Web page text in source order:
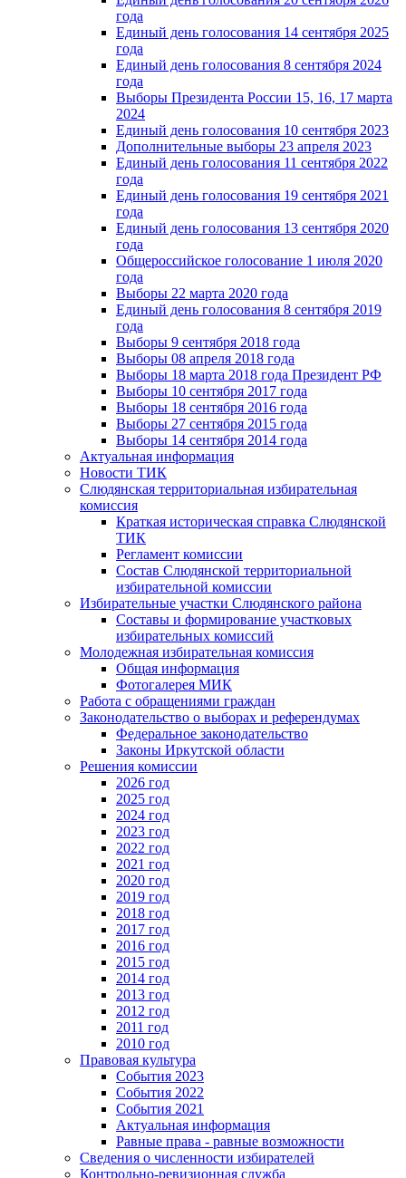
года
Единый день голосования 14 сентября 2025
года
Единый день голосования 8 сентября 2024
года
Выборы Президента России 15, 16, 17 марта
2024
Единый день голосования 10 сентября 2023
Дополнительные выборы 23 апреля 2023
Единый день голосования 11 сентября 2022
года
Единый день голосования 19 сентября 2021
года
Единый день голосования 13 сентября 2020
года
Общероссийское голосование 1 июля 2020
года
Выборы 22 марта 2020 года
Единый день голосования 8 сентября 2019
года
Выборы 9 сентября 2018 года
Выборы 08 апреля 2018 года
Выборы 18 марта 2018 года Президент РФ
Выборы 10 сентября 2017 года
Выборы 18 сентября 2016 года
Выборы 27 сентября 2015 года
Выборы 14 сентября 2014 года
Актуальная информация
Новости ТИК
Слюдянская территориальная избирательная
комиссия
Краткая историческая справка Слюдянской
ТИК
Регламент комиссии
Состав Слюдянской территориальной
избирательной комиссии
Избирательные участки Слюдянского района
Составы и формирование участковых
избирательных комиссий
Молодежная избирательная комиссия
Общая информация
Фотогалерея МИК
Работа с обращениями граждан
Законодательство о выборах и референдумах
Федеральное законодательство
Законы Иркутской области
Решения комиссии
2026 год
2025 год
2024 год
2023 год
2022 год
2021 год
2020 год
2019 год
2018 год
2017 год
2016 год
2015 год
2014 год
2013 год
2012 год
2011 год
2010 год
Правовая культура
События 2023
События 2022
События 2021
Актуальная информация
Равные права - равные возможности
Сведения о численности избирателей
Контрольно-ревизионная служба